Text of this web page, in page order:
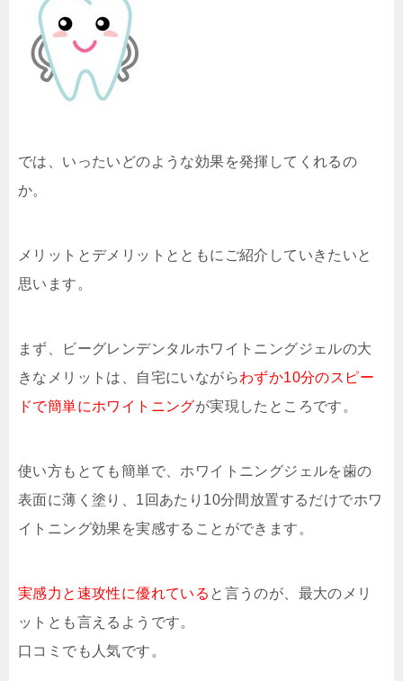
では、いったいどのような効果を発揮してくれるの
か。
メリットとデメリットとともにご紹介していきたいと
思います。
まず、ビーグレンデンタルホワイトニングジェルの大
きなメリットは、自宅にいながらわずか10分のスピー
ドで簡単にホワイトニングが実現したところです。
使い方もとても簡単で、ホワイトニングジェルを歯の
表面に薄く塗り、1回あたり10分間放置するだけでホワ
イトニング効果を実感することができます。
実感力と速攻性に優れている と言うのが、最大のメリ
ットとも言えるようです。
口コミでも人気です。